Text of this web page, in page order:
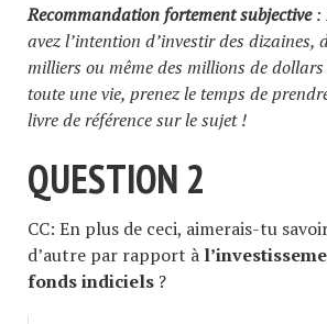
Recommandation fortement subjective:
avez l’intention d’investir des dizaines,
milliers ou même des millions de
toute une vie, prenez le temps de
livre de référence sur le sujet !
QUESTION 2
CC: En plus de ceci, aimerais-tu
d’autre par rapport à
fonds indiciels ?